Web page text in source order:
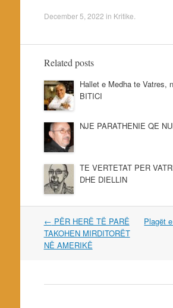
December 5, 2022 in Kritike
Related posts
Hallet e Medha te Vatres,
BITICI
NJE PARATHENIE QE
TE VERTETAT PER
DHE DIELLIN
Post
navigation
← PËR HERË TË PARË
TAKOHEN MIRDITORËT
NË AMERIKË
Plagët